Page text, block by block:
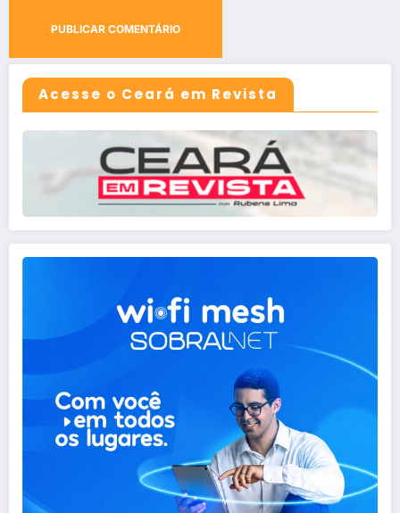
Acesse o Ceará em Revista